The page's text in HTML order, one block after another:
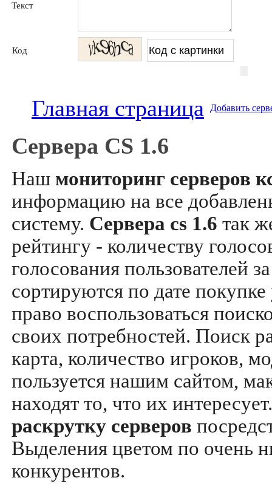
Текст
Код
Главная страница Добавить
Сервера CS 1.6
Наш мониторинг серверов
информацию на все
систему. Сервера cs 1.6 так
рейтингу - количеству
голосования пользователей
сортируются по дате
право воспользоваться
своих потребностей. Поиск
карта, количество игроков,
пользуется нашим сайтом,
находят то, что их
раскрутку серверов
Выделения цветом по очень
конкурентов.